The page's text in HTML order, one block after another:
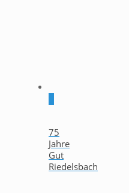
75
Jahre
Gut
Riedelsbach